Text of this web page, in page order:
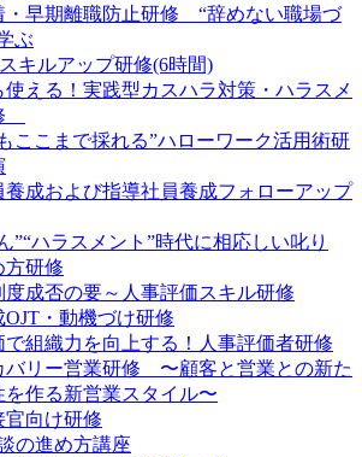
・早期離職防止研修 “辞めない職場づ
ぶ
キルアップ研修(6時間)
使える！実践型カスハラ対策・ハラスメ
ここまで採れる”ハローワーク活用術研
養成および指導社員養成フォローアップ
”“ハラスメント”時代に相応しい叱り
方研修
度成否の要～人事評価スキル研修
OJT・動機づけ研修
で組織力を向上する！人事評価者研修
バリー営業研修 〜顧客と営業との新た
を作る新営業スタイル〜
官向け研修
の進め方講座